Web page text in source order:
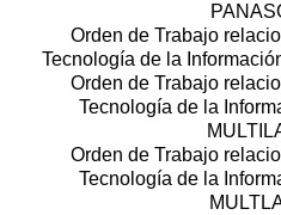
Orden de Trabajo
Tecnología de la
Orden de Trabajo
Tecnología de la
Orden de Trabajo
Tecnología de la